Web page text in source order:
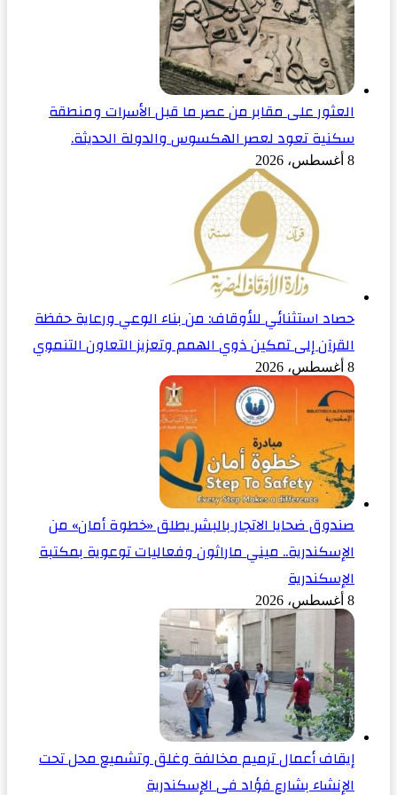
العثور على مقابر من عصر ما قبل الأسرات ومنطقة
سكنية تعود لعصر الهكسوس والدولة الحديثة.
8 أغسطس، 2026
حصاد استثنائي للأوقاف: من بناء الوعي ورعاية حفظة
القرآن إلى تمكين ذوي الهمم وتعزيز التعاون التنموي
8 أغسطس، 2026
صندوق ضحايا الاتجار بالبشر يطلق «خطوة أمان» من
الإسكندرية.. ميني ماراثون وفعاليات توعوية بمكتبة
الإسكندرية
8 أغسطس، 2026
إيقاف أعمال ترميم مخالفة وغلق وتشميع محل تحت
الإنشاء بشارع فؤاد في الإسكندرية